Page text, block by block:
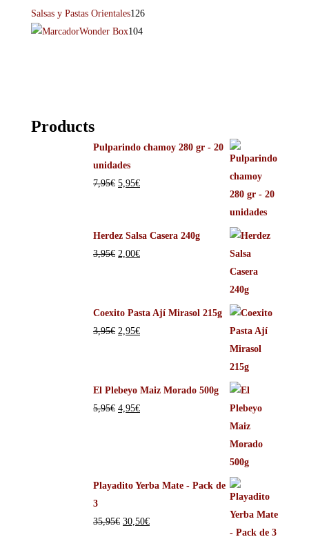
Salsas y Pastas Orientales126
Wonder Box104
Products
Pulparindo chamoy 280 gr - 20
unidades
7,95€ 5,95€
Herdez Salsa Casera 240g
3,95€ 2,00€
Coexito Pasta Ají Mirasol 215g
3,95€ 2,95€
El Plebeyo Maiz Morado 500g
5,95€ 4,95€
Playadito Yerba Mate - Pack de
3
35,95€ 30,50€